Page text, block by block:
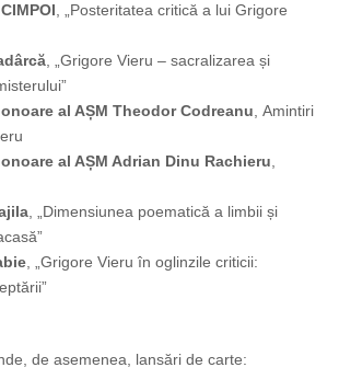
, „Posteritatea critică a lui Grigore
, „Grigore Vieru – sacralizarea și
al AȘM Theodor Codreanu Amintiri
al AȘM Adrian Dinu Rachieru
, „Dimensiunea poematică a limbii și
, „Grigore Vieru în oglinzile criticii:
de asemenea, lansări de carte: